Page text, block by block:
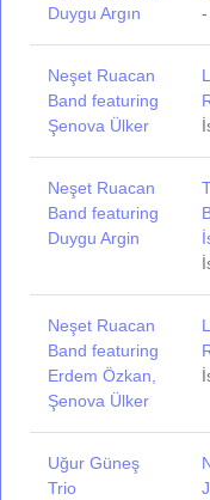
Duygu Argın
Neşet Ruacan
Band featuring
Şenova Ülker
Neşet Ruacan
Band featuring
Duygu Argin
Neşet Ruacan
Band featuring
Erdem Özkan,
Şenova Ülker
Uğur Güneş
Trio